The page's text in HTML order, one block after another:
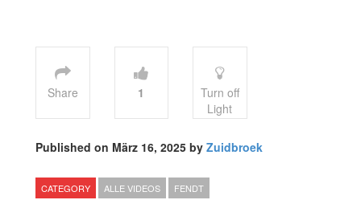
Share 1
Turn off
Light
Published on März 16, 2025 by Zuidbroek
CATEGORY ALLE VIDEOS FENDT